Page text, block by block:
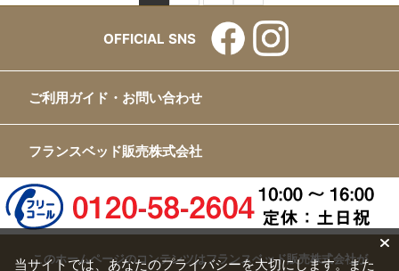
OFFICIAL SNS
ご利用ガイド・お問い合わせ
フランスベッド販売株式会社
このホームページのコンテンツはフランスベッド販売株式会社が
当サイトでは、あなたのプライバシーを大切にします。また